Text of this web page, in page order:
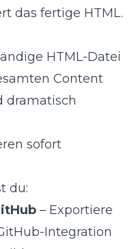
das fertige HTML.
HTML-Datei
Content
dramatisch
sofort
du:
– Exportiere
Integration